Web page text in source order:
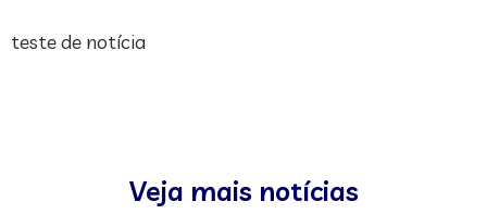
teste de notícia
Veja mais notícias